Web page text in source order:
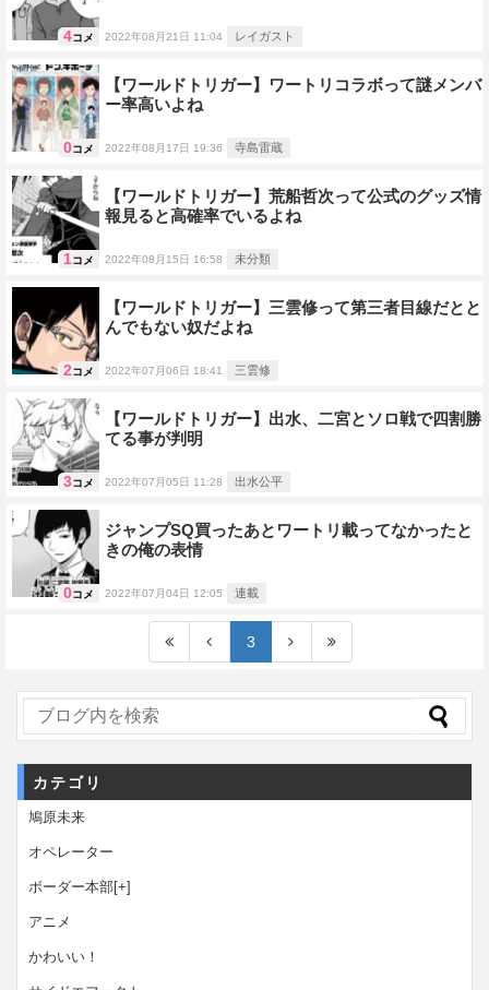
4コメ 2022年08月21日 11:04 レイガスト
0コメ
【ワールドトリガー】ワートリコラボって謎メンバ
ー率高いよね
2022年08月17日 19:36 寺島雷蔵
1コメ
【ワールドトリガー】荒船哲次って公式のグッズ情
報見ると高確率でいるよね
2022年08月15日 16:58 未分類
2コメ
【ワールドトリガー】三雲修って第三者目線だとと
んでもない奴だよね
2022年07月06日 18:41 三雲修
3コメ
【ワールドトリガー】出水、二宮とソロ戦で四割勝
てる事が判明
2022年07月05日 11:28 出水公平
0コメ
ジャンプSQ買ったあとワートリ載ってなかったと
きの俺の表情
2022年07月04日 12:05 連載
3
カテゴリ
鳩原未来
オペレーター
ボーダー本部[+]
アニメ
かわいい！